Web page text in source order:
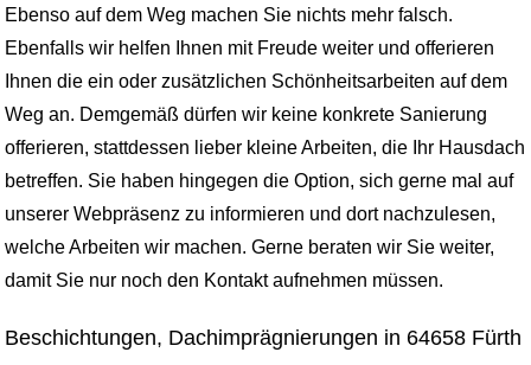
Ebenso auf dem Weg machen Sie nichts mehr falsch.
Ebenfalls wir helfen Ihnen mit Freude weiter und offerieren
Ihnen die ein oder zusätzlichen Schönheitsarbeiten auf dem
Weg an. Demgemäß dürfen wir keine konkrete Sanierung
offerieren, stattdessen lieber kleine Arbeiten, die Ihr Hausdach
betreffen. Sie haben hingegen die Option, sich gerne mal auf
unserer Webpräsenz zu informieren und dort nachzulesen,
welche Arbeiten wir machen. Gerne beraten wir Sie weiter,
damit Sie nur noch den Kontakt aufnehmen müssen.
Beschichtungen, Dachimprägnierungen in 64658 Fürth